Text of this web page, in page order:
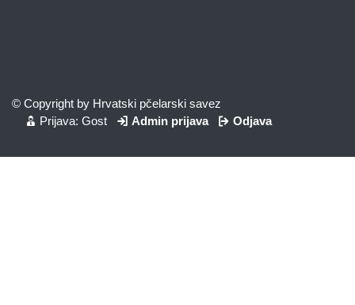
© Copyright by Hrvatski pčelarski savez
Prijava: Gost
Admin prijava Odjava